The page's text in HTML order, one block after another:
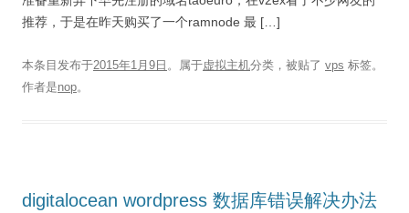
推荐，于是在昨天购买了一个ramnode 最 […]
本条目发布于2015年1月9日 。属于虚拟主机分类，被贴了 vps 标签。
作者是nop。
digitalocean wordpress 数据库错误解决办法